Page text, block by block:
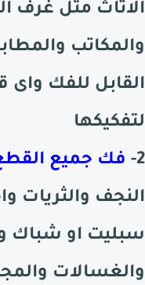
الاثاث مثل غرف
والمكاتب
القابل للفك واى
لتفكيكها
2-
فك جميع
النجف والثريات
سبليت او شباك
والغسالات